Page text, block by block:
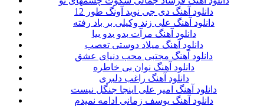
دانلود آهنگ دی جی نوید آونگ طور 12
دانلود آهنگ علی زند وکیلی بر باد رفته
دانلود آهنگ مرآت بدو بدو بیا
دانلود آهنگ میلاد دوستی تعصب
دانلود آهنگ مجتبی محب دنیای عشق
دانلود آهنگ نوان بی خاطره
دانلود آهنگ راغب دلبری
دانلود آهنگ امیر علی اینجا جنگل نیست
دانلود آهنگ یوسف زمانی ادامه نمیدم